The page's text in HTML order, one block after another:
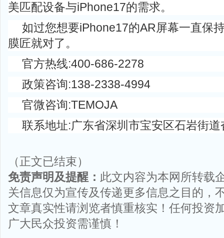
美匹配设备与iPhone17的需求。
如过您想要iPhone17的AR屏幕一直保
膜匠就对了。
官方热线:400-686-2278
政策咨询:138-2338-4994
官微咨询:TEMOJA
联系地址:广东省深圳市宝安区石岩街
（正文已结束）
免责声明及提醒： 此文内容为本网所转载
关信息仅为宣传及传递更多信息之目的，
文章真实性请浏览者慎重核实！任何投资
广大民众投资需谨慎！